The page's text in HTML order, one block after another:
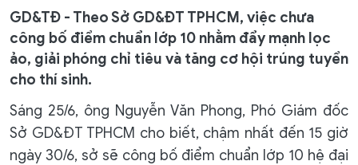
GD&TĐ - Theo Sở GD&ĐT TPHCM, việc chưa
công bố điểm chuẩn lớp 10 nhằm đẩy mạnh lọc
ảo, giải phóng chỉ tiêu và tăng cơ hội trúng tuyển
cho thí sinh.
Sáng 25/6, ông Nguyễn Văn Phong, Phó Giám đốc
Sở GD&ĐT TPHCM cho biết, chậm nhất đến 15 giờ
ngày 30/6, sở sẽ công bố điểm chuẩn lớp 10 hệ đại